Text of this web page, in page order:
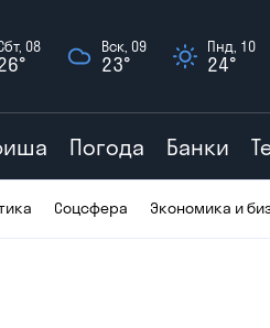
08 Вск, 09
23°
Пнд, 10
24°
Погода Банки
Соцсфера Экономика и